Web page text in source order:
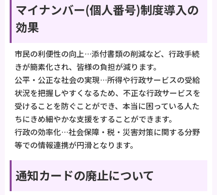
マイナンバー(個人番号)制度導入の
効果
市民の利便性の向上…添付書類の削減など、行政手続
きが簡素化され、皆様の負担が減ります。
公平・公正な社会の実現…所得や行政サービスの受給
状況を把握しやすくなるため、不正な行政サービスを
受けることを防ぐことができ、本当に困っている人た
ちにきめ細やかな支援をすることができます。
行政の効率化…社会保障・税・災害対策に関する分野
等での情報連携が円滑となります。
通知カードの廃止について